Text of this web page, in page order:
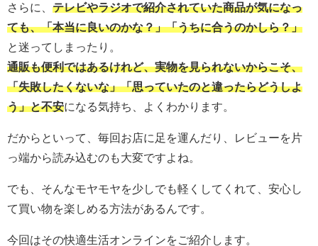
さらに、 テレビやラジオで紹介されていた商品が気になっ
ても、「本当に良いのかな？」「うちに合うのかしら？」
と迷ってしまったり。
通販も便利ではあるけれど、実物を見られないからこそ、
「失敗したくないな」「思っていたのと違ったらどうしよ
う」と不安になる気持ち、よくわかります。
だからといって、毎回お店に足を運んだり、レビューを片
っ端から読み込むのも大変ですよね。
でも、そんなモヤモヤを少しでも軽くしてくれて、安心し
て買い物を楽しめる方法があるんです。
今回はその快適生活オンラインをご紹介します。